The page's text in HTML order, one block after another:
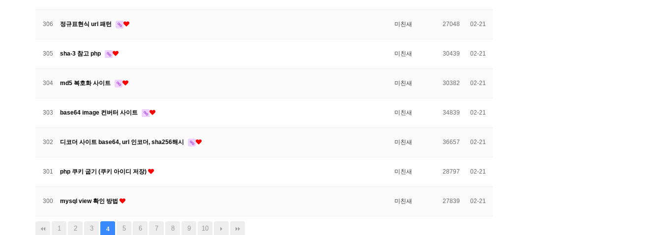
306 정규표현식 url 패턴 미친새 27048 02-21
305 sha-3 참고 php 미친새 30439 02-21
304 md5 복호화 사이트 미친새 30382 02-21
303 base64 image 컨버터 사이트 미친새 34839 02-21
302 디코더 사이트 base64, url 인코더, sha256해시 미친새 36657 02-21
301 php 쿠키 굽기 (쿠키 아이디 저장) 미친새 28797 02-21
300 mysql view 확인 방법 미친새 27839 02-21
1 2 3 4 5 6 7 8 9 10